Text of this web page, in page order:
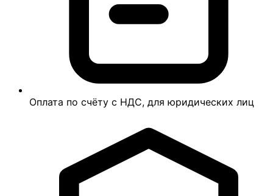
Оплата по счёту с НДС, для юридических лиц